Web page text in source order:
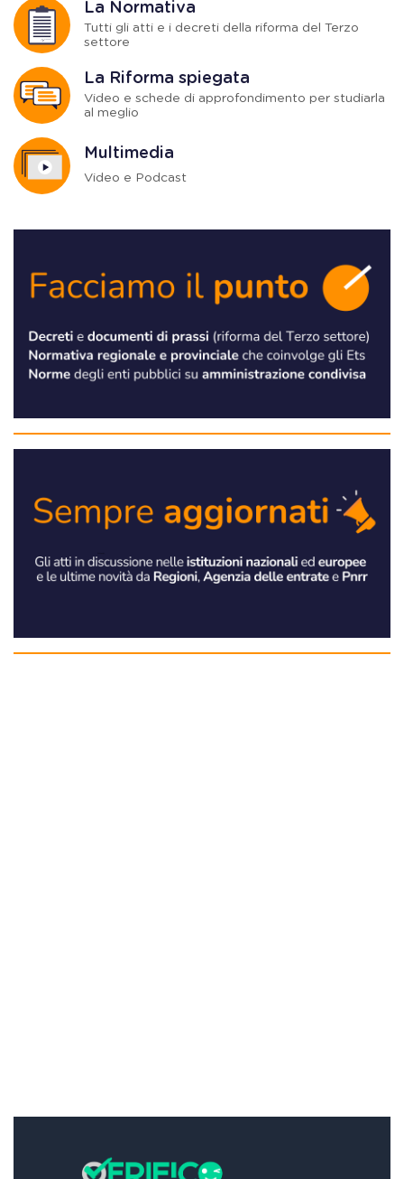
La Normativa
Tutti gli atti e i decreti della riforma del Terzo
settore
La Riforma spiegata
Video e schede di approfondimento per studiarla
al meglio
Multimedia
Video e Podcast